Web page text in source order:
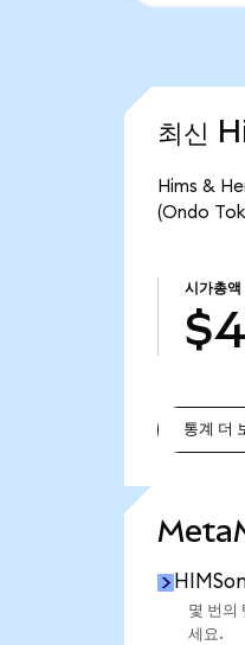
최신
Hims &
(Ondo
시가총액
통계 더
몇 번의
세요.